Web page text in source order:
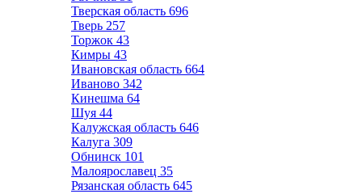
Тверская область 696
Тверь 257
Торжок 43
Кимры 43
Ивановская область 664
Иваново 342
Кинешма 64
Шуя 44
Калужская область 646
Калуга 309
Обнинск 101
Малоярославец 35
Рязанская область 645